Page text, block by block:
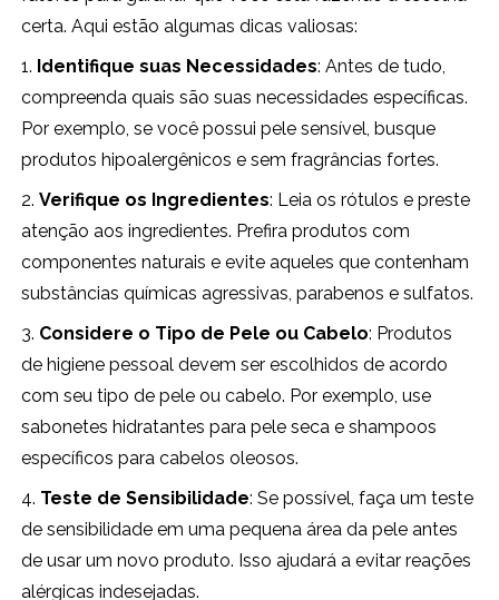
certa. Aqui estão algumas dicas valiosas:
1. Identifique suas Necessidades: Antes de tudo,
compreenda quais são suas necessidades específicas.
Por exemplo, se você possui pele sensível, busque
produtos hipoalergênicos e sem fragrâncias fortes.
2.Verifique os Ingredientes: Leia os rótulos e preste
atenção aos ingredientes. Prefira produtos com
componentes naturais e evite aqueles que contenham
substâncias químicas agressivas, parabenos e sulfatos.
3. Considere o Tipo de Pele ou Cabelo: Produtos
de higiene pessoal devem ser escolhidos de acordo
com seu tipo de pele ou cabelo. Por exemplo, use
sabonetes hidratantes para pele seca e shampoos
específicos para cabelos oleosos.
4. Teste de Sensibilidade: Se possível, faça um teste
de sensibilidade em uma pequena área da pele antes
de usar um novo produto. Isso ajudará a evitar reações
alérgicas indesejadas.